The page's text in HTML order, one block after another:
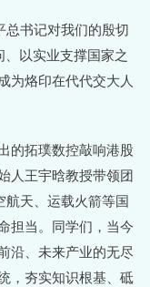
总书记对我们的殷切
以实业支撑国家之
为烙印在代代交大人
的拓璞数控敲响港股
人王宇晗教授带领团
航天、运载火箭等国
担当。同学们，当今
沿、未来产业的无尽
，夯实知识根基、砥